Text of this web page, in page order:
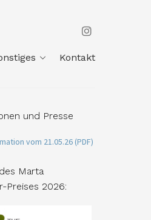
Kontakt
und Presse
vom 21.05.26 (PDF)
Marta
Preises 2026: